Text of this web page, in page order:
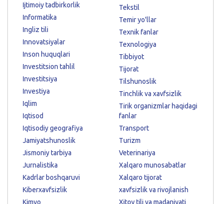
Ijtimoiy tadbirkorlik
Informatika
Ingliz tili
Innovatsiyalar
Inson huquqlari
Investitsion tahlil
Investitsiya
Investiya
Iqlim
Iqtisod
Iqtisodiy geografiya
Jamiyatshunoslik
Jismoniy tarbiya
Jurnalistika
Kadrlar boshqaruvi
Kiberxavfsizlik
Kimyo
Tekstil
Temir yo'llar
Texnik fanlar
Texnologiya
Tibbiyot
Tijorat
Tilshunoslik
Tinchlik va xavfsizlik
Tirik organizmlar haqidagi
fanlar
Transport
Turizm
Veterinariya
Xalqaro munosabatlar
Xalqaro tijorat
xavfsizlik va rivojlanish
Xitoy tili va madaniyati